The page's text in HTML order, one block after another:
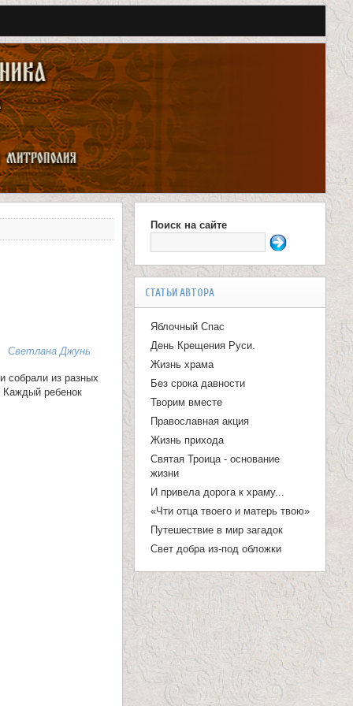
Светлана Джунь
собрали из разных
Каждый ребенок
Ф
о
р
м
а
п
о
и
с
к
а
Поиск на сайте
СТАТЬИ АВТОРА
Яблочный Спас
День Крещения Руси.
Жизнь храма
Без срока давности
Творим вместе
Православная акция
Жизнь прихода
Святая Троица - основание
жизни
И привела дорога к храму...
«Чти отца твоего и матерь твою»
Путешествие в мир загадок
Свет добра из-под обложки